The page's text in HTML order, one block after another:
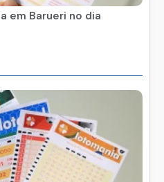
em Barueri no dia